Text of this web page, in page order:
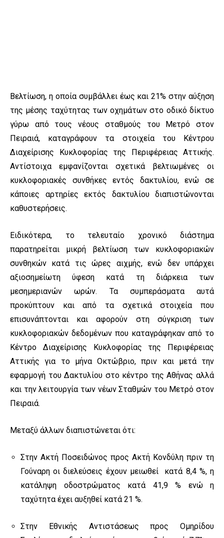
Βελτίωση, η οποία συμβάλλει έως και 21% στην αύξηση
της μέσης ταχύτητας των οχημάτων στο οδικό δίκτυο
γύρω από τους νέους σταθμούς του Μετρό στον
Πειραιά, καταγράφουν τα στοιχεία του Κέντρου
Διαχείρισης Κυκλοφορίας της Περιφέρειας Αττικής.
Αντίστοιχα εμφανίζονται σχετικά βελτιωμένες οι
κυκλοφοριακές συνθήκες εντός δακτυλίου, ενώ σε
κάποιες αρτηρίες εκτός δακτυλίου διαπιστώνονται
καθυστερήσεις.
Ειδικότερα, το τελευταίο χρονικό διάστημα
παρατηρείται μικρή βελτίωση των κυκλοφοριακών
συνθηκών κατά τις ώρες αιχμής, ενώ δεν υπάρχει
αξιοσημείωτη ύφεση κατά τη διάρκεια των
μεσημεριανών ωρών. Τα συμπεράσματα αυτά
προκύπτουν και από τα σχετικά στοιχεία που
επισυνάπτονται και αφορούν στη σύγκριση των
κυκλοφοριακών δεδομένων που καταγράφηκαν από το
Κέντρο Διαχείρισης Κυκλοφορίας της Περιφέρειας
Αττικής για το μήνα Οκτώβριο, πριν και μετά την
εφαρμογή του Δακτυλίου στο κέντρο της Αθήνας αλλά
και την λειτουργία των νέων Σταθμών του Μετρό στον
Πειραιά.
Μεταξύ άλλων διαπιστώνεται ότι:
Στην Ακτή Ποσειδώνος προς Ακτή Κονδύλη πριν τη
Γούναρη οι διελεύσεις έχουν μειωθεί κατά 8,4 %, η
κατάληψη οδοστρώματος κατά 41,9 % ενώ η
ταχύτητα έχει αυξηθεί κατά 21 %.
Στην Εθνικής Αντιστάσεως προς Ομηρίδου